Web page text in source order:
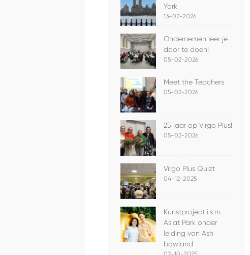
York
13-02-2026
Ondernemen leer je
door te doen!
05-02-2026
Meet the Teachers
05-02-2026
25 jaar op Virgo Plus!
05-02-2026
Virgo Plus Quizt
04-12-2025
Kunstproject i.s.m.
Asiat Park onder
leiding van Ash
bowland